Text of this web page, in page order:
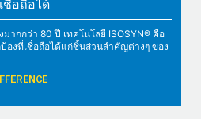
ชื่อถือได้
มากกว่า 80 ปี เทคโนโลยี ISOSYN® คือ
องที่เชื่อถือได้แก่ชิ้นส่วนสำคัญต่างๆ ของ